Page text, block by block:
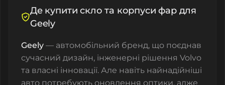
Де купити скло та корпуси фар для
Geely
Geely — автомобільний бренд, що поєднав
сучасний дизайн, інженерні рішення Volvo
та власні інновації. Але навіть найнадійніші
авто потребують оновлення оптики, адже